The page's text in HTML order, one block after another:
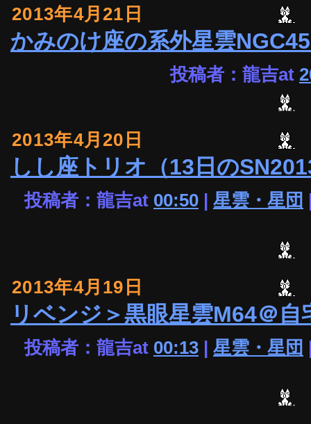
2013年4月21日
かみのけ座の系外星雲
投稿者：龍吉at
2013年4月20日
しし座トリオ（13日の
投稿者：龍吉at 00:50 | 星雲・星団
2013年4月19日
リベンジ＞黒眼星雲M64＠自
投稿者：龍吉at 00:13 | 星雲・星団